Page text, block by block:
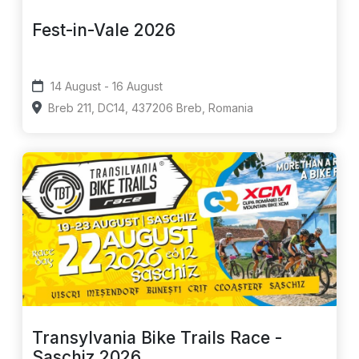
Fest-in-Vale 2026
14 August - 16 August
Breb 211, DC14, 437206 Breb, Romania
Transylvania Bike Trails Race -